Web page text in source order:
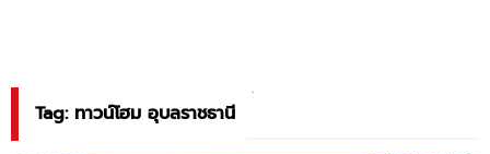
Tag: ทาวน์โฮม อุบลราชธานี